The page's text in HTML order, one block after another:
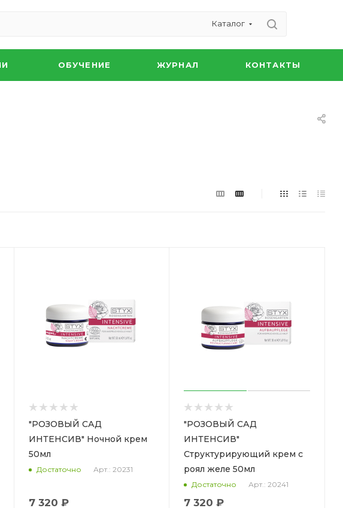
Каталог
ОБУЧЕНИЕ ЖУРНАЛ КОНТАКТЫ
"РОЗОВЫЙ САД
ИНТЕНСИВ" Ночной крем
50мл
Достаточно Арт.: 20231
7 320 ₽
"РОЗОВЫЙ САД
ИНТЕНСИВ"
Структурирующий крем с
роял желе 50мл
Достаточно Арт.: 20241
7 320 ₽